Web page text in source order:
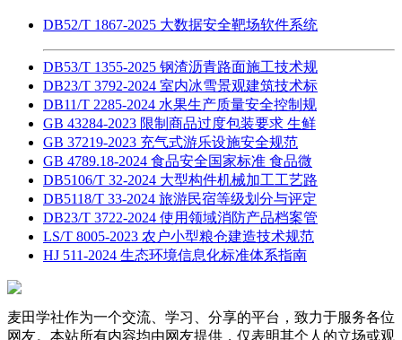
DB52/T 1867-2025 大数据安全靶场软件系统
DB53/T 1355-2025 钢渣沥青路面施工技术规
DB23/T 3792-2024 室内冰雪景观建筑技术标
DB11/T 2285-2024 水果生产质量安全控制规
GB 43284-2023 限制商品过度包装要求 生鲜
GB 37219-2023 充气式游乐设施安全规范
GB 4789.18-2024 食品安全国家标准 食品微
DB5106/T 32-2024 大型构件机械加工工艺路
DB5118/T 33-2024 旅游民宿等级划分与评定
DB23/T 3722-2024 使用领域消防产品档案管
LS/T 8005-2023 农户小型粮仓建造技术规范
HJ 511-2024 生态环境信息化标准体系指南
麦田学社作为一个交流、学习、分享的平台，致力于服务各位
网友。本站所有内容均由网友提供，仅表明其个人的立场或观